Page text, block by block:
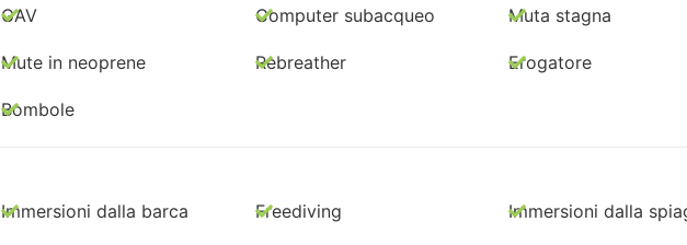
GAV Computer subacqueo Muta stagna
Mute in neoprene Rebreather Erogatore
Bombole
Immersioni dalla barca Freediving Immersioni dalla